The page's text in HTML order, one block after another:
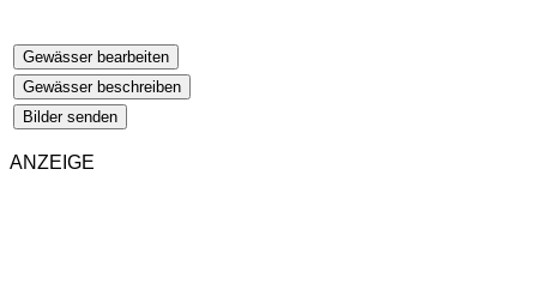
Gewässer bearbeiten
Gewässer beschreiben
Bilder senden
ANZEIGE